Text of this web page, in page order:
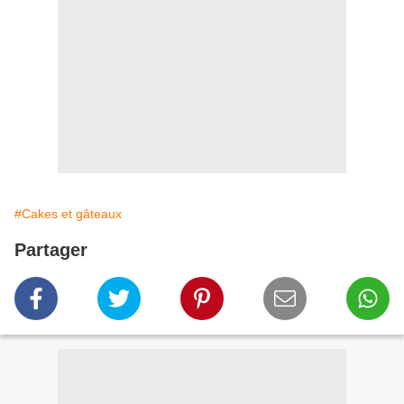
#Cakes et gâteaux
Partager